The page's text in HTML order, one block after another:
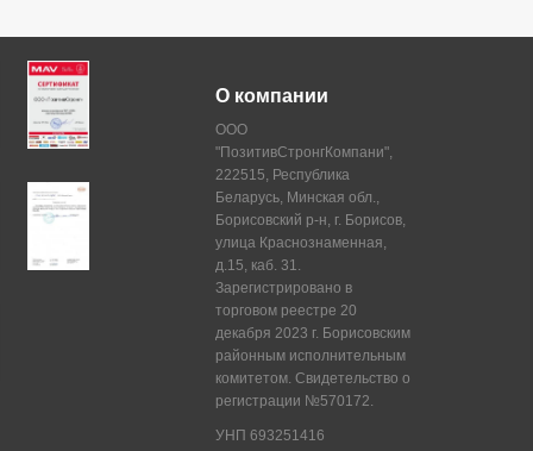
О компании
ООО
"ПозитивСтронгКомпани",
222515, Республика
Беларусь, Минская обл.,
Борисовский р-н, г. Борисов,
улица Краснознаменная,
д.15, каб. 31.
Зарегистрировано в
торговом реестре 20
декабря 2023 г. Борисовским
районным исполнительным
комитетом. Свидетельство о
регистрации №570172.
УНП 693251416